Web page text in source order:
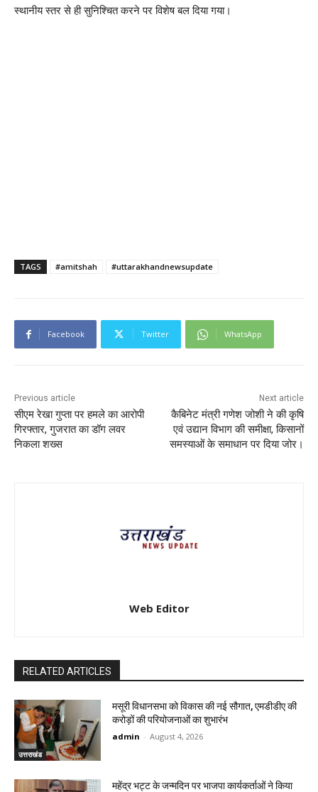
स्थानीय स्तर से ही सुनिश्चित करने पर विशेष बल दिया गया।
TAGS #amitshah #uttarakhandnewsupdate
Facebook Twitter WhatsApp
Previous article
सीएम रेखा गुप्ता पर हमले का आरोपी
गिरफ्तार, गुजरात का डॉग लवर
निकला शख्स
Next article
कैबिनेट मंत्री गणेश जोशी ने की कृषि
एवं उद्यान विभाग की समीक्षा, किसानों
समस्याओं के समाधान पर दिया जोर।
Web Editor
RELATED ARTICLES
उत्तराखंड
मसूरी विधानसभा को विकास की नई सौगात, एमडीडीए की
करोड़ों की परियोजनाओं का शुभारंभ
admin - August 4, 2026
महेंद्र भट्ट के जन्मदिन पर भाजपा कार्यकर्ताओं ने किया